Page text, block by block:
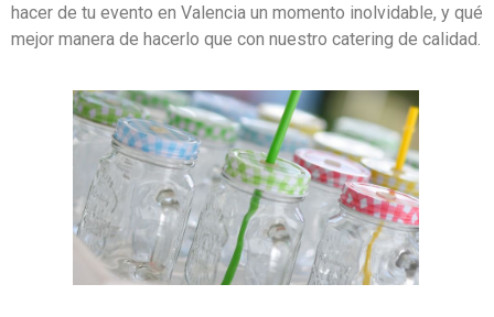
hacer de tu evento en Valencia un momento inolvidable, y qué
mejor manera de hacerlo que con nuestro catering de calidad.